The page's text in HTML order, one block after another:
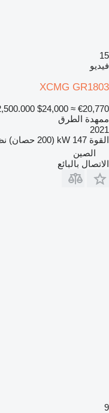
15
فيديو
XCMG GR1803
$24,000 ≈ €20,770
ممهدة الطرق
2021
القوة 147 kW (200 حصان)
الصين
الاتصال بالبائع
9